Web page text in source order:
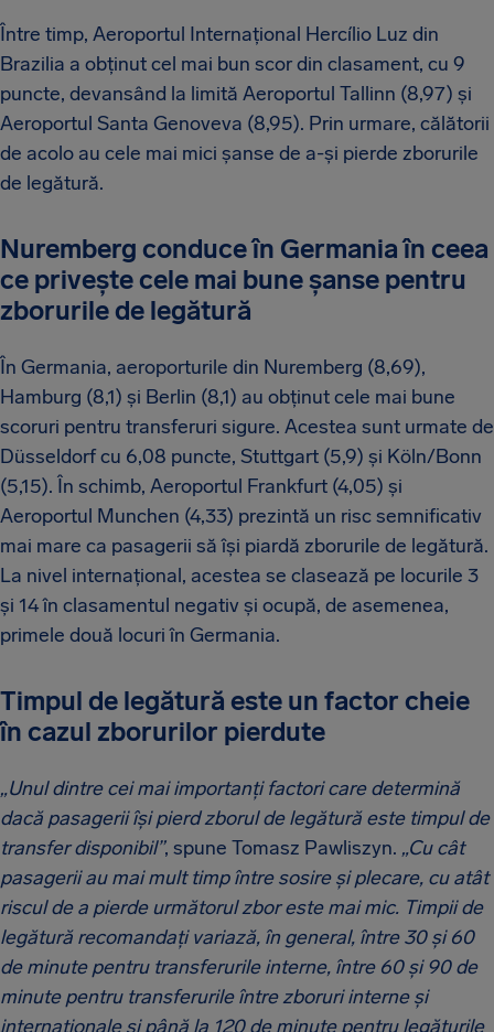
Între timp, Aeroportul Internațional Hercílio Luz din
Brazilia a obținut cel mai bun scor din clasament, cu 9
puncte, devansând la limită Aeroportul Tallinn (8,97) și
Aeroportul Santa Genoveva (8,95). Prin urmare, călătorii
de acolo au cele mai mici șanse de a-și pierde zborurile
de legătură.
Nuremberg conduce în Germania în ceea
ce privește cele mai bune șanse pentru
zborurile de legătură
În Germania, aeroporturile din Nuremberg (8,69),
Hamburg (8,1) și Berlin (8,1) au obținut cele mai bune
scoruri pentru transferuri sigure. Acestea sunt urmate de
Düsseldorf cu 6,08 puncte, Stuttgart (5,9) și Köln/Bonn
(5,15). În schimb, Aeroportul Frankfurt (4,05) și
Aeroportul Munchen (4,33) prezintă un risc semnificativ
mai mare ca pasagerii să își piardă zborurile de legătură.
La nivel internațional, acestea se clasează pe locurile 3
și 14 în clasamentul negativ și ocupă, de asemenea,
primele două locuri în Germania.
Timpul de legătură este un factor cheie
în cazul zborurilor pierdute
„Unul dintre cei mai importanți factori care determină
dacă pasagerii își pierd zborul de legătură este timpul de
transfer disponibil”, spune Tomasz Pawliszyn. „Cu cât
pasagerii au mai mult timp între sosire și plecare, cu atât
riscul de a pierde următorul zbor este mai mic. Timpii de
legătură recomandați variază, în general, între 30 și 60
de minute pentru transferurile interne, între 60 și 90 de
minute pentru transferurile între zboruri interne și
internaționale și până la 120 de minute pentru legăturile